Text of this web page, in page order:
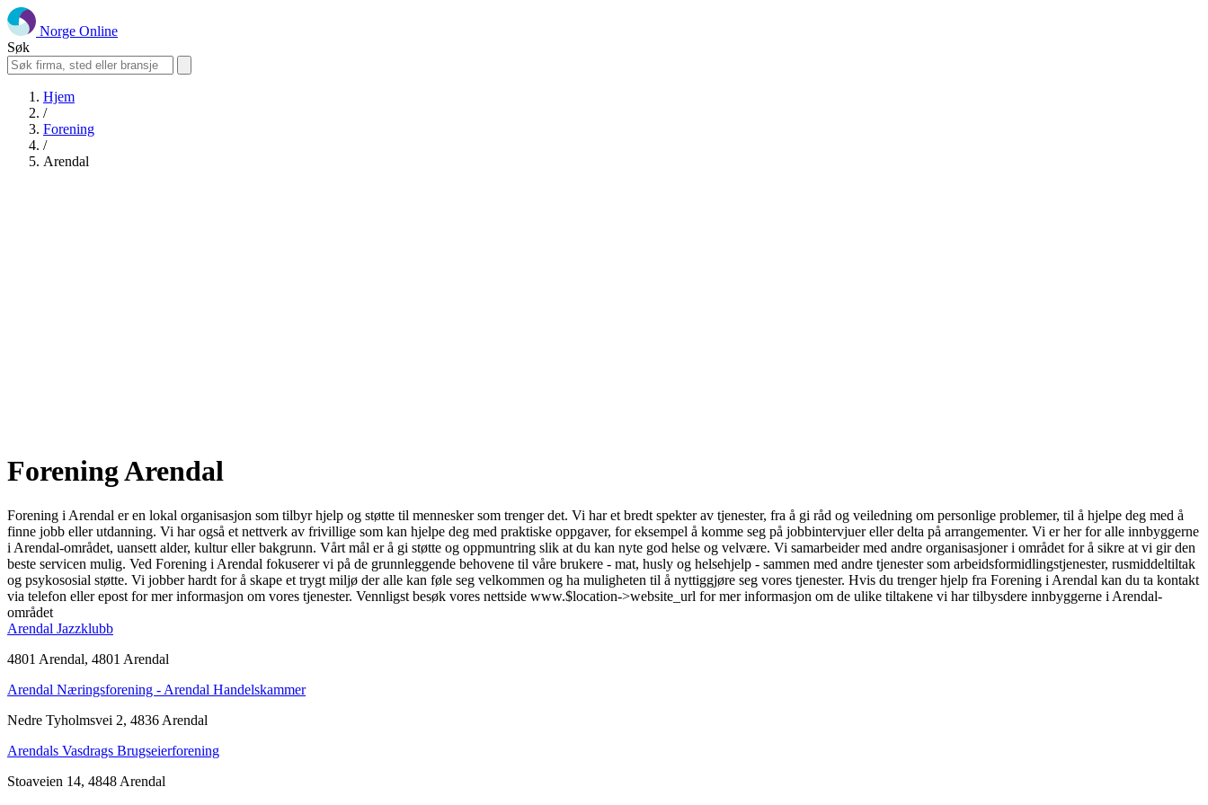
Norge Online
Søk
Hjem
/
Forening
/
Arendal
Forening Arendal
Forening i Arendal er en lokal organisasjon som tilbyr hjelp og støtte til mennesker som trenger det. Vi har et bredt spekter av tjenester, fra å gi råd og veiledning om personlige problemer, til å hjelpe deg med å
finne jobb eller utdanning. Vi har også et nettverk av frivillige som kan hjelpe deg med praktiske oppgaver, for eksempel å komme seg på jobbintervjuer eller delta på arrangementer. Vi er her for alle innbyggerne
i Arendal-området, uansett alder, kultur eller bakgrunn. Vårt mål er å gi støtte og oppmuntring slik at du kan nyte god helse og velvære. Vi samarbeider med andre organisasjoner i området for å sikre at vi gir den
beste servicen mulig. Ved Forening i Arendal fokuserer vi på de grunnleggende behovene til våre brukere - mat, husly og helsehjelp - sammen med andre tjenester som arbeidsformidlingstjenester, rusmiddeltiltak
og psykososial støtte. Vi jobber hardt for å skape et trygt miljø der alle kan føle seg velkommen og ha muligheten til å nyttiggjøre seg vores tjenester. Hvis du trenger hjelp fra Forening i Arendal kan du ta kontakt
via telefon eller epost for mer informasjon om vores tjenester. Vennligst besøk vores nettside www.$location->website_url for mer informasjon om de ulike tiltakene vi har tilbysdere innbyggerne i Arendal-
området
Arendal Jazzklubb
4801 Arendal, 4801 Arendal
Arendal Næringsforening - Arendal Handelskammer
Nedre Tyholmsvei 2, 4836 Arendal
Arendals Vasdrags Brugseierforening
Stoaveien 14, 4848 Arendal